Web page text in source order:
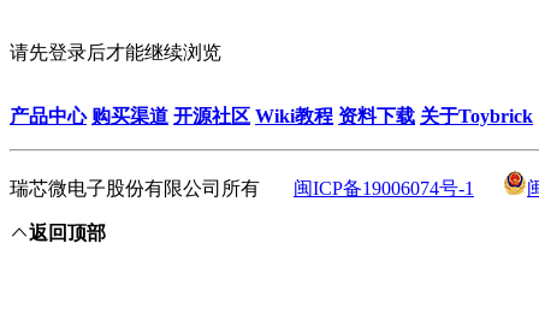
请先登录后才能继续浏览
产品中心 购买渠道 开源社区 Wiki教程 资料下载 关于Toybrick
瑞芯微电子股份有限公司所有 闽ICP备19006074号-1
返回顶部